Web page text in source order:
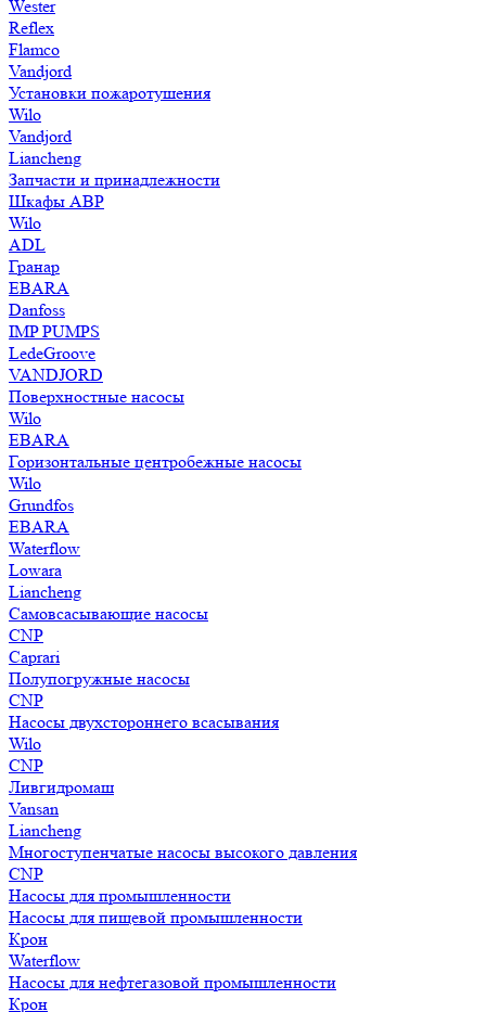
Wester
Reflex
Flamco
Vandjord
Установки пожаротушения
Wilo
Vandjord
Liancheng
Запчасти и принадлежности
Шкафы АВР
Wilo
ADL
Гранар
EBARA
Danfoss
IMP PUMPS
LedeGroove
VANDJORD
Поверхностные насосы
Wilo
EBARA
Горизонтальные центробежные насосы
Wilo
Grundfos
EBARA
Waterflow
Lowara
Liancheng
Самовсасывающие насосы
CNP
Caprari
Полупогружные насосы
CNP
Насосы двухстороннего всасывания
Wilo
CNP
Ливгидромаш
Vansan
Liancheng
Многоступенчатые насосы высокого давления
CNP
Насосы для промышленности
Насосы для пищевой промышленности
Крон
Waterflow
Насосы для нефтегазовой промышленности
Крон